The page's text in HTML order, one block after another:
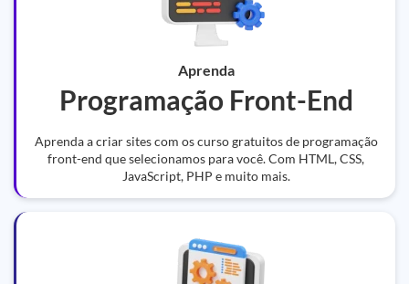
Aprenda
Programação Front-End
Aprenda a criar sites com os curso gratuitos de programação
front-end que selecionamos para você. Com HTML, CSS,
JavaScript, PHP e muito mais.